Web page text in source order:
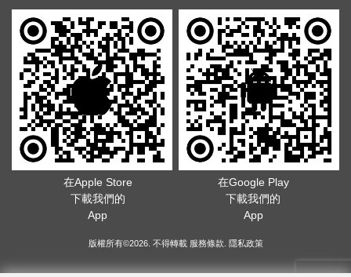
在Apple Store
下載我們的
App
在Google Play
下載我們的
App
版權所有©2026. 不得轉載 服務條款 隱私政策